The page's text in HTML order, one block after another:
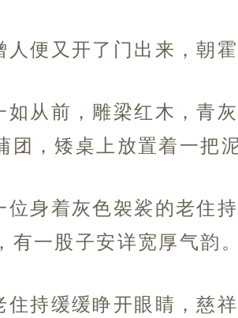
便又开了门出来，朝
如从前，雕梁红木，青
，矮桌上放置着一把
身着灰色袈裟的老住
一股子安详宽厚气韵。
持缓缓睁开眼睛，慈祥